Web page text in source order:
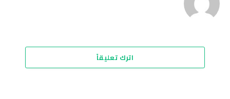
اترك تعليقاً